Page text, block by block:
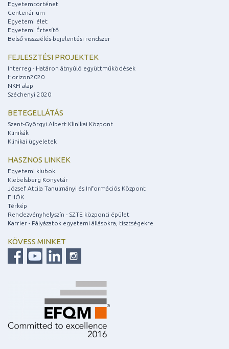
Egyetemtörténet
Centenárium
Egyetemi élet
Egyetemi Értesítő
Belső visszaélés-bejelentési rendszer
FEJLESZTÉSI PROJEKTEK
Interreg - Határon átnyúló együttműködések
Horizon2020
NKFI alap
Széchenyi 2020
BETEGELLÁTÁS
Szent-Györgyi Albert Klinikai Központ
Klinikák
Klinikai ügyeletek
HASZNOS LINKEK
Egyetemi klubok
Klebelsberg Könyvtár
József Attila Tanulmányi és Információs Központ
EHÖK
Térkép
Rendezvényhelyszín - SZTE központi épület
Karrier - Pályázatok egyetemi állásokra, tisztségekre
KÖVESS MINKET